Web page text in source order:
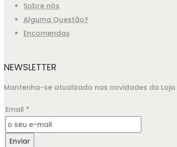
Sobre nós
Alguma Questão?
Encomendas
NEWSLETTER
Mantenha-se atualizado nas novidades da Loja
Email *
Enviar